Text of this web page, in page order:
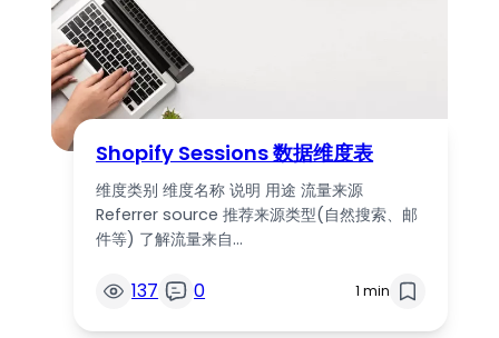
Shopify Sessions 数据维度表
维度类别 维度名称 说明 用途 流量来源
Referrer source 推荐来源类型(自然搜索、邮
件等) 了解流量来自…
137 0 1 min